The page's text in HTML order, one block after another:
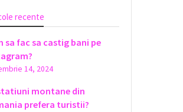
recente
sa fac sa castig bani pe
14, 2024
montane din
prefera turistii?